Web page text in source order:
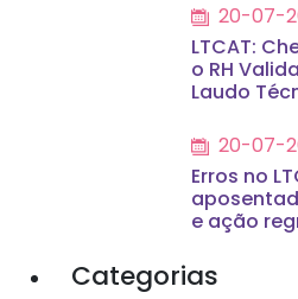
20-07-
LTCAT:
o RH
Laudo
20-07-
Erros no
e ação
Categorias